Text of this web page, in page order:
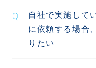
自社で実施して
に依頼する場合
りたい